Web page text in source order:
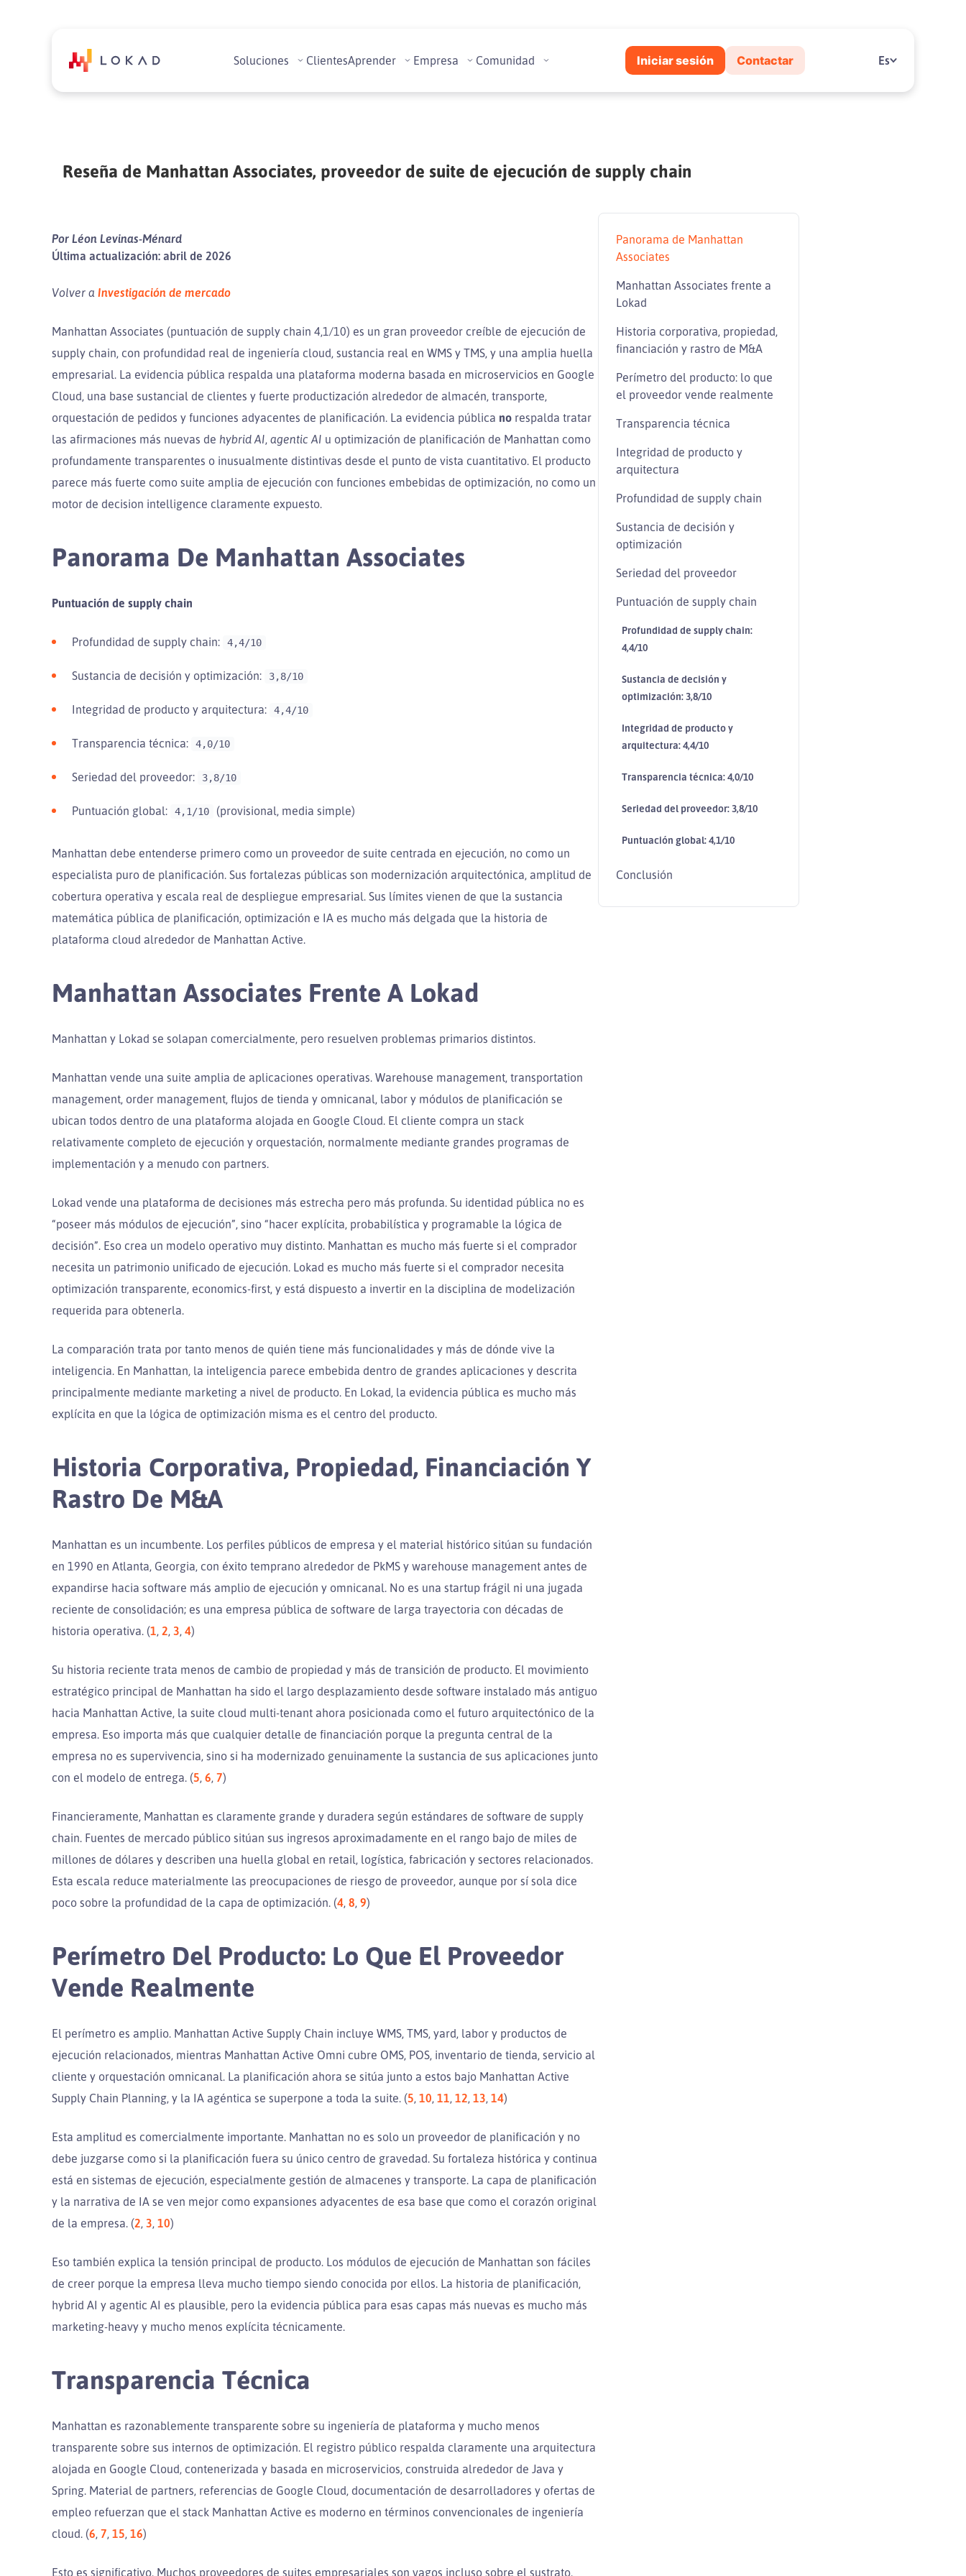
Soluciones ClientesAprender Empresa Comunidad Iniciar sesión Contactar Es
Reseña de Manhattan Associates, proveedor de suite de ejecución de supply chain
Por Léon Levinas-Ménard
Última actualización: abril de 2026
Volver a Investigación de mercado
Manhattan Associates (puntuación de supply chain 4,1/10) es un gran proveedor creíble de ejecución de
supply chain, con profundidad real de ingeniería cloud, sustancia real en WMS y TMS, y una amplia huella
empresarial. La evidencia pública respalda una plataforma moderna basada en microservicios en Google
Cloud, una base sustancial de clientes y fuerte productización alrededor de almacén, transporte,
orquestación de pedidos y funciones adyacentes de planificación. La evidencia pública no respalda tratar
las afirmaciones más nuevas de hybrid AI, agentic AI u optimización de planificación de Manhattan como
profundamente transparentes o inusualmente distintivas desde el punto de vista cuantitativo. El producto
parece más fuerte como suite amplia de ejecución con funciones embebidas de optimización, no como un
motor de decision intelligence claramente expuesto.
Panorama De Manhattan Associates
Puntuación de supply chain
Profundidad de supply chain: 4,4/10
Sustancia de decisión y optimización: 3,8/10
Integridad de producto y arquitectura: 4,4/10
Transparencia técnica: 4,0/10
Seriedad del proveedor: 3,8/10
Puntuación global: 4,1/10 (provisional, media simple)
Manhattan debe entenderse primero como un proveedor de suite centrada en ejecución, no como un
especialista puro de planificación. Sus fortalezas públicas son modernización arquitectónica, amplitud de
cobertura operativa y escala real de despliegue empresarial. Sus límites vienen de que la sustancia
matemática pública de planificación, optimización e IA es mucho más delgada que la historia de
plataforma cloud alrededor de Manhattan Active.
Manhattan Associates Frente A Lokad
Manhattan y Lokad se solapan comercialmente, pero resuelven problemas primarios distintos.
Manhattan vende una suite amplia de aplicaciones operativas. Warehouse management, transportation
management, order management, flujos de tienda y omnicanal, labor y módulos de planificación se
ubican todos dentro de una plataforma alojada en Google Cloud. El cliente compra un stack
relativamente completo de ejecución y orquestación, normalmente mediante grandes programas de
implementación y a menudo con partners.
Lokad vende una plataforma de decisiones más estrecha pero más profunda. Su identidad pública no es
“poseer más módulos de ejecución”, sino “hacer explícita, probabilística y programable la lógica de
decisión”. Eso crea un modelo operativo muy distinto. Manhattan es mucho más fuerte si el comprador
necesita un patrimonio unificado de ejecución. Lokad es mucho más fuerte si el comprador necesita
optimización transparente, economics-first, y está dispuesto a invertir en la disciplina de modelización
requerida para obtenerla.
La comparación trata por tanto menos de quién tiene más funcionalidades y más de dónde vive la
inteligencia. En Manhattan, la inteligencia parece embebida dentro de grandes aplicaciones y descrita
principalmente mediante marketing a nivel de producto. En Lokad, la evidencia pública es mucho más
explícita en que la lógica de optimización misma es el centro del producto.
Historia Corporativa, Propiedad, Financiación Y
Rastro De M&A
Manhattan es un incumbente. Los perfiles públicos de empresa y el material histórico sitúan su fundación
en 1990 en Atlanta, Georgia, con éxito temprano alrededor de PkMS y warehouse management antes de
expandirse hacia software más amplio de ejecución y omnicanal. No es una startup frágil ni una jugada
reciente de consolidación; es una empresa pública de software de larga trayectoria con décadas de
historia operativa. (1, 2, 3, 4)
Su historia reciente trata menos de cambio de propiedad y más de transición de producto. El movimiento
estratégico principal de Manhattan ha sido el largo desplazamiento desde software instalado más antiguo
hacia Manhattan Active, la suite cloud multi-tenant ahora posicionada como el futuro arquitectónico de la
empresa. Eso importa más que cualquier detalle de financiación porque la pregunta central de la
empresa no es supervivencia, sino si ha modernizado genuinamente la sustancia de sus aplicaciones junto
con el modelo de entrega. (5, 6, 7)
Financieramente, Manhattan es claramente grande y duradera según estándares de software de supply
chain. Fuentes de mercado público sitúan sus ingresos aproximadamente en el rango bajo de miles de
millones de dólares y describen una huella global en retail, logística, fabricación y sectores relacionados.
Esta escala reduce materialmente las preocupaciones de riesgo de proveedor, aunque por sí sola dice
poco sobre la profundidad de la capa de optimización. (4, 8, 9)
Perímetro Del Producto: Lo Que El Proveedor
Vende Realmente
El perímetro es amplio. Manhattan Active Supply Chain incluye WMS, TMS, yard, labor y productos de
ejecución relacionados, mientras Manhattan Active Omni cubre OMS, POS, inventario de tienda, servicio al
cliente y orquestación omnicanal. La planificación ahora se sitúa junto a estos bajo Manhattan Active
Supply Chain Planning, y la IA agéntica se superpone a toda la suite. (5, 10, 11, 12, 13, 14)
Esta amplitud es comercialmente importante. Manhattan no es solo un proveedor de planificación y no
debe juzgarse como si la planificación fuera su único centro de gravedad. Su fortaleza histórica y continua
está en sistemas de ejecución, especialmente gestión de almacenes y transporte. La capa de planificación
y la narrativa de IA se ven mejor como expansiones adyacentes de esa base que como el corazón original
de la empresa. (2, 3, 10)
Eso también explica la tensión principal de producto. Los módulos de ejecución de Manhattan son fáciles
de creer porque la empresa lleva mucho tiempo siendo conocida por ellos. La historia de planificación,
hybrid AI y agentic AI es plausible, pero la evidencia pública para esas capas más nuevas es mucho más
marketing-heavy y mucho menos explícita técnicamente.
Transparencia Técnica
Manhattan es razonablemente transparente sobre su ingeniería de plataforma y mucho menos
transparente sobre sus internos de optimización. El registro público respalda claramente una arquitectura
alojada en Google Cloud, contenerizada y basada en microservicios, construida alrededor de Java y
Spring. Material de partners, referencias de Google Cloud, documentación de desarrolladores y ofertas de
empleo refuerzan que el stack Manhattan Active es moderno en términos convencionales de ingeniería
cloud. (6, 7, 15, 16)
Esto es significativo. Muchos proveedores de suites empresariales son vagos incluso sobre el sustrato.
Panorama de Manhattan
Associates
Manhattan Associates frente a
Lokad
Historia corporativa, propiedad,
financiación y rastro de M&A
Perímetro del producto: lo que
el proveedor vende realmente
Transparencia técnica
Integridad de producto y
arquitectura
Profundidad de supply chain
Sustancia de decisión y
optimización
Seriedad del proveedor
Puntuación de supply chain
Profundidad de supply chain:
4,4/10
Sustancia de decisión y
optimización: 3,8/10
Integridad de producto y
arquitectura: 4,4/10
Transparencia técnica: 4,0/10
Seriedad del proveedor: 3,8/10
Puntuación global: 4,1/10
Conclusión